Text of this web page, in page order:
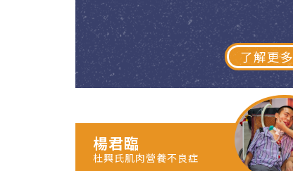
了解更多
楊君臨
杜興氏肌肉營養不良症